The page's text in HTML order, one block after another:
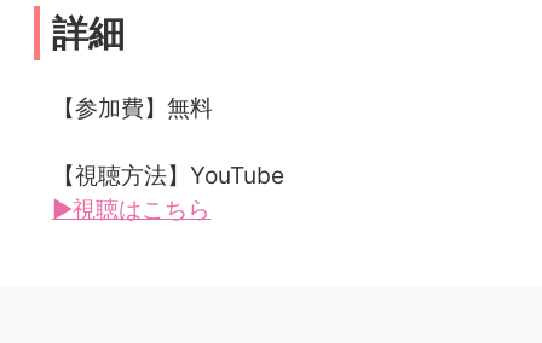
詳細
【参加費】無料
【視聴方法】YouTube
▶視聴はこちら